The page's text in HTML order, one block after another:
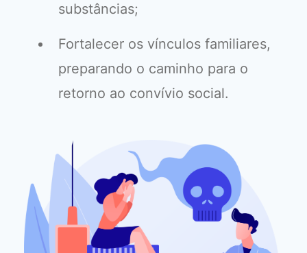
substâncias;
Fortalecer os vínculos familiares,
preparando o caminho para o
retorno ao convívio social.